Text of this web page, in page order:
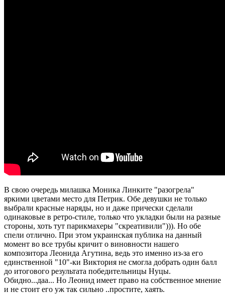
В свою очередь милашка Моника Линките "разогрела"
яркими цветами место для Петрик. Обе девушки не только
выбрали красные наряды, но и даже прически сделали
одинаковые в ретро-стиле, только что укладки были на разные
стороны, хоть тут парикмахеры "скреативили"))). Но обе
спели отлично. При этом украинская публика на данный
момент во все трубы кричит о виновности нашего
композитора Леонида Агутина, ведь это именно из-за его
единственной "10"-ки Виктория не смогла добрать один балл
до итогового результата победительницы Нуцы.
Обидно...даа... Но Леонид имеет право на собственное мнение
и не стоит его уж так сильно ..простите, хаять.